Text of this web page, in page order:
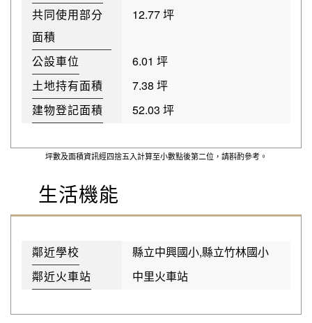
共同使用部分
面積
12.77 坪
公設車位
6.01 坪
土地持有面積
7.38 坪
建物登記面積
52.03 坪
坪數及面積資訊經四捨五入計算至小數點後第二位，請斟酌參考。
生活機能
鄰近學校
縣立中興國小,縣立竹林國小
鄰近火車站
中里火車站